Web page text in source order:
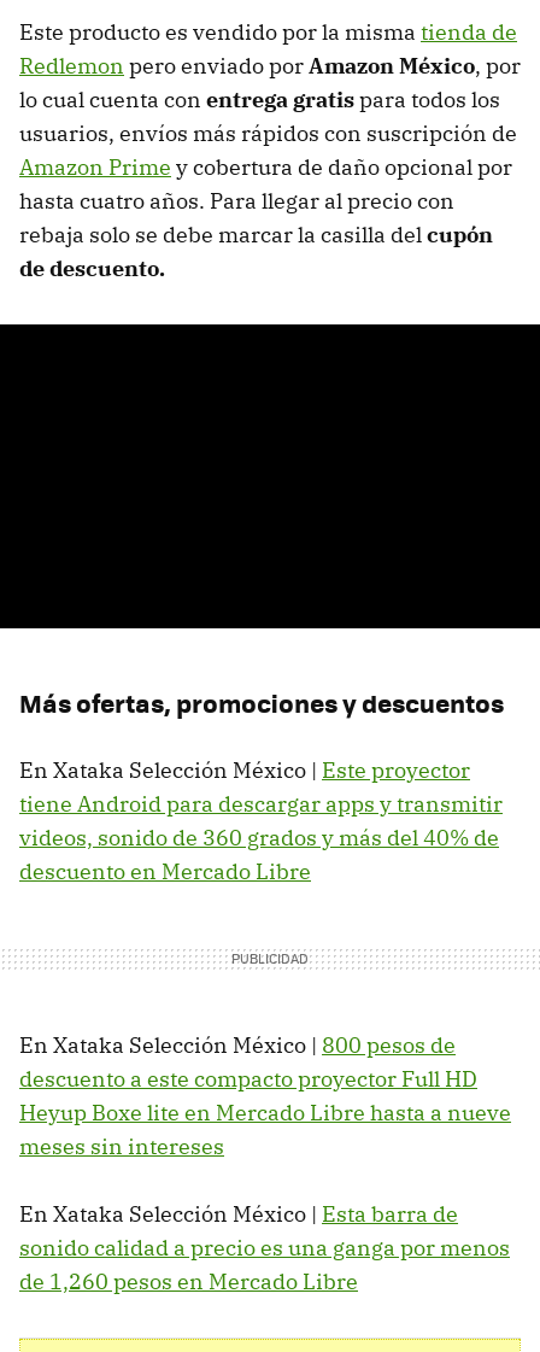
Este producto es vendido por la misma tienda de
Redlemon pero enviado porAmazon México, por
lo cual cuenta con entrega gratispara todos los
usuarios, envíos más rápidos con suscripción de
Amazon Prime y cobertura de daño opcional por
hasta cuatro años. Para llegar al precio con
rebaja solo se debe marcar la casilla delcupón
de descuento.
Más ofertas, promociones y descuentos
En Xataka Selección México | Este proyector
tiene Android para descargar apps y transmitir
videos, sonido de 360 grados y más del 40% de
descuento en Mercado Libre
En Xataka Selección México | 800 pesos de
descuento a este compacto proyector Full HD
Heyup Boxe lite en Mercado Libre hasta a nueve
meses sin intereses
En Xataka Selección México | Esta barra de
sonido calidad a precio es una ganga por menos
de 1,260 pesos en Mercado Libre